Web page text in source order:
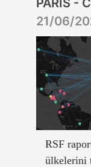
PARİS -
21/06/
RSF
ülkelerini